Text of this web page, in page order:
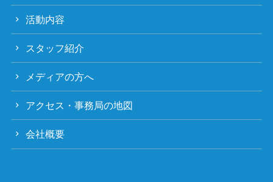
活動内容
スタッフ紹介
メディアの方へ
アクセス・事務局の地図
会社概要